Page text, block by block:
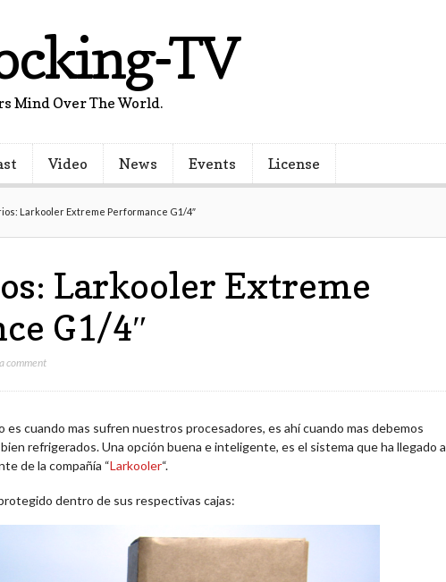
TV
Mind Over The World.
Video News Events License
Larkooler Extreme Performance G1/4″
Larkooler Extreme
G1/4″
comment
es cuando mas sufren nuestros procesadores, es ahí cuando mas debemos
refrigerados. Una opción buena e inteligente, es el sistema que ha llegado a
de la compañía “Larkooler“.
dentro de sus respectivas cajas: